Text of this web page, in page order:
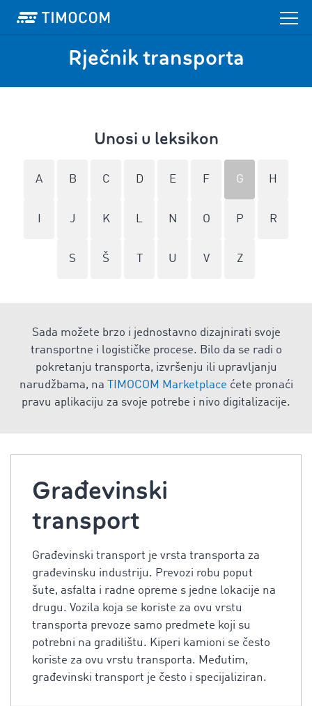
Rječnik transporta
Unosi u leksikon
A B C D E F G H
J K L N O P R
S Š U V Z
Sada možete brzo i jednostavno dizajnirati svoje
transportne i logističke procese. Bilo da se radi o
pokretanju transporta, izvršenju ili upravljanju
narudžbama, na
TIMOCOM Marketplace ćete pronaći
pravu aplikaciju za svoje potrebe i nivo digitalizacije.
Građevinski
transport
Građevinski transport je vrsta transporta za
građevinsku industriju. Prevozi robu poput
šute, asfalta i radne opreme s jedne lokacije na
drugu. Vozila koja se koriste za ovu vrstu
transporta prevoze samo predmete koji su
potrebni na gradilištu. Kiperi kamioni se često
koriste za ovu vrstu transporta. Međutim,
građevinski transport je često i specijaliziran.